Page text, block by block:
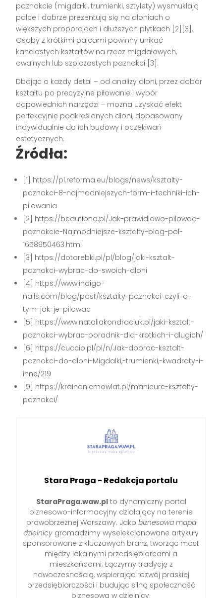
paznokcie (migdałki, trumienki, sztylety) wysmuklają
palce i dobrze prezentują się na dłoniach o
większych proporcjach i dłuższych płytkach [2][3].
Osoby z krótkimi palcami powinny unikać
kanciastych kształtów na rzecz migdałowych,
owalnych lub szpiczastych paznokci [3].
Dbając o każdy detal – od analizy dłoni, przez dobór
kształtu po precyzyjne piłowanie i wybór
odpowiednich narzędzi – można uzyskać efekt
perfekcyjnie podkreślonych dłoni, dopasowany
indywidualnie do ich budowy i oczekiwań
estetycznych.
Źródła:
[1] https://pl.reforma.eu/blogs/news/ksztalty-
paznokci-8-najmodniejszych-form-i-techniki-ich-
pilowania
[2] https://beautiona.pl/Jak-prawidlowo-pilowac-
paznokcie-Najmodniejsze-ksztalty-blog-pol-
1658950463.html
[3] https://dotorebki.pl/pl/blog/jaki-ksztalt-
paznokci-wybrac-do-swoich-dloni
[4] https://www.indigo-
nails.com/blog/post/ksztalty-paznokci-czyli-o-
tym-jak-je-pilowac
[5] https://www.nataliakondraciuk.pl/jaki-ksztalt-
paznokci-wybrac-poradnik-dla-krotkich-i-dlugich/
[6] https://cuccio.pl/pl/n/Jak-dobrac-ksztalt-
paznokci-do-dloni-Migdalki,-trumienki,-kwadraty-i-
inne/219
[9] https://krainaniemowlat.pl/manicure-ksztalty-
paznokci/
Stara Praga - Redakcja portalu
StaraPraga.waw.plto dynamiczny portal
biznesowo-informacyjny działający na terenie
prawobrzeżnej Warszawy. Jako biznesowa mapa
dzielnicy gromadzimy wyselekcjonowane artykuły
sponsorowane z kluczowych branż, tworząc most
między lokalnymi przedsiębiorcami a
mieszkańcami. Łączymy tradycję z
nowoczesnością, wspierając rozwój praskiej
przedsiębiorczości i budując silną społeczność
biznesową w dzielnicy.